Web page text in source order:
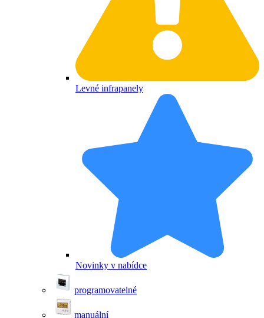
Levné infrapanely
Novinky v nabídce
programovatelné
manuální